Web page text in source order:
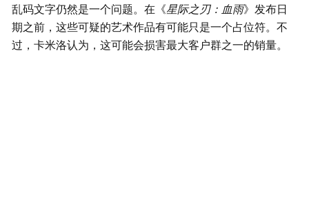
乱码文字仍然是一个问题。在《星际之刃：血雨》发布日
期之前，这些可疑的艺术作品有可能只是一个占位符。不
过，卡米洛认为，这可能会损害最大客户群之一的销量。